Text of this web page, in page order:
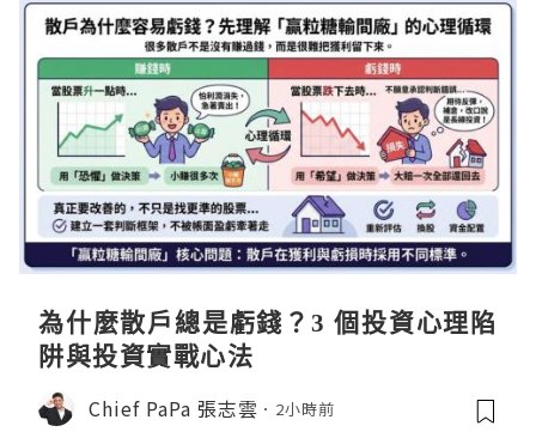
為什麼散戶總是虧錢？3 個投資心理陷
阱與投資實戰心法
Chief PaPa 張志雲 2小時前